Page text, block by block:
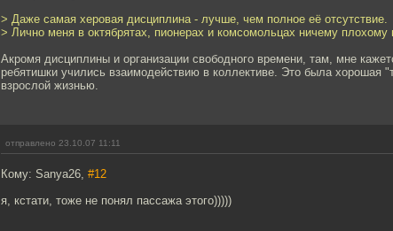
> Даже самая херовая дисциплина - лучше, чем полное её отсутствие.
> Лично меня в октябрятах, пионерах и комсомольцах ничему плохому
Акромя дисциплины и организации свободного времени, там, мне
ребятишки учились взаимодействию в коллективе. Это была хорошая
взрослой жизнью.
отправлено 23.10.07 11:11
Кому: Sanya26, #12
я, кстати, тоже не понял пассажа этого)))))